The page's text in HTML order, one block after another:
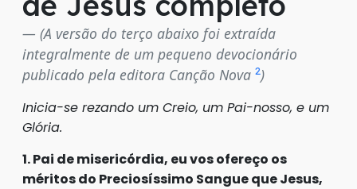
(A versão do terço abaixo foi extraída
integralmente de um pequeno devocionário
publicado pela editora Canção Nova 2)
Inicia-se rezando um Creio, um Pai-nosso, e um
Glória.
1. Pai de misericórdia, eu vos ofereço os
méritos do Preciosíssimo Sangue que Jesus,